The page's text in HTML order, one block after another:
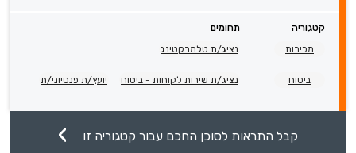
קטגוריה
תחומים
מכירות
נציג/ת טלמרקטינג
ביטוח נציג/ת שירות לקוחות - ביטוח יועץ/ת פנסיוני/ת
קבל התראות לסוכן החכם עבור קטגוריה זו